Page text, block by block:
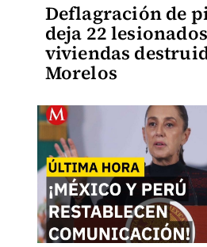
Deflagración de
deja 22
viviendas
Morelos